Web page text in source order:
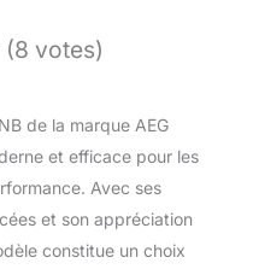
votes)
de la marque AEG
et efficace pour les
Avec ses
et son appréciation
constitue un choix